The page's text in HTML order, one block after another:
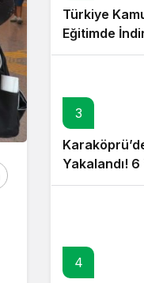
Türkiye
Eğitimde
3
Yakalandı! 6
4